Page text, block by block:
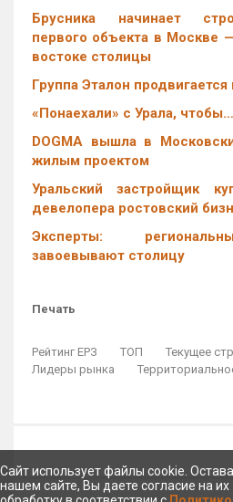
Брусника начинает
первого объекта в Москве
востоке столицы
Группа Эталон
«Понаехали» с Урала,
DOGMA вышла в
жилым проектом
Уральский застройщик
девелопера ростовский
Эксперты:
завоевывают столицу
Печать
Рейтинг ЕРЗ ТОП
Текущее
Лидеры рынка
Сайт использует файлы cookie.
нашем сайте, Вы даете согласие на их